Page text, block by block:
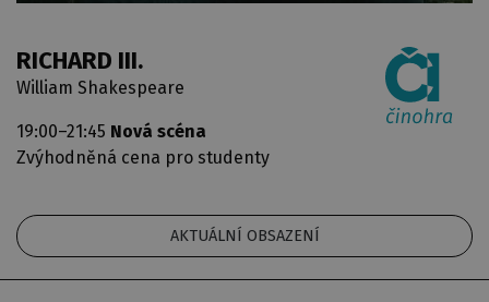
RICHARD III.
William Shakespeare
19:00–21:45 Nová scéna
Zvýhodněná cena pro studenty
AKTUÁLNÍ OBSAZENÍ